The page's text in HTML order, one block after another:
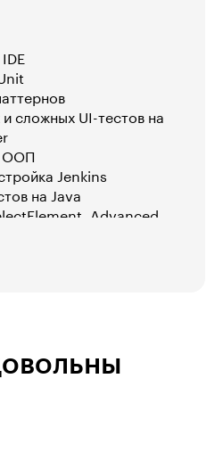
сложных UI-тестов на
ООП
Jenkins
на Java
Advanced